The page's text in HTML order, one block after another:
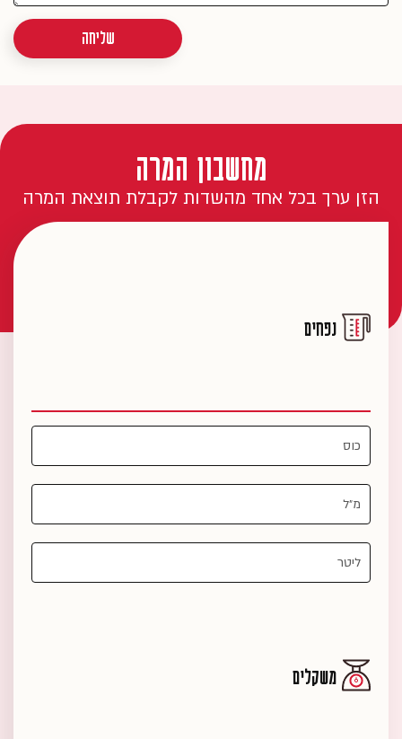
שליחה
מחשבון המרה
הזן ערך בכל אחד מהשדות לקבלת תוצאת המרה
נפחים
משקלים